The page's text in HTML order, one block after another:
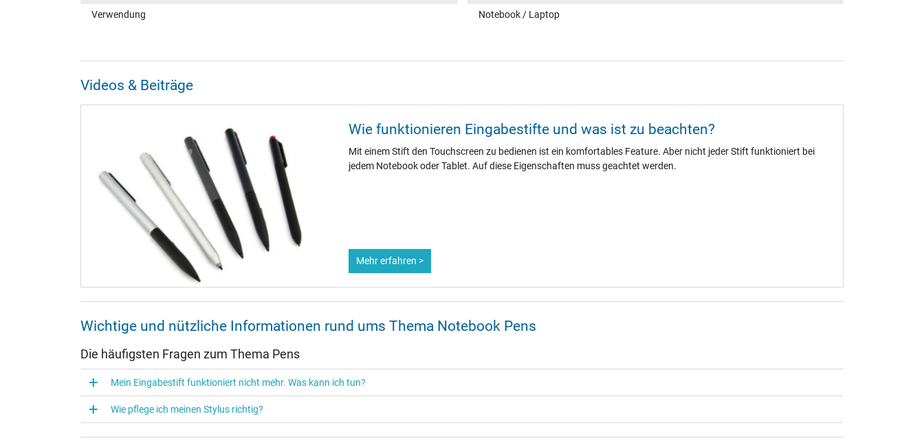
Verwendung
Notebook / Laptop
Videos & Beiträge
Wie funktionieren Eingabestifte und was ist zu beachten?
Mit einem Stift den Touchscreen zu bedienen ist ein komfortables Feature. Aber nicht jeder Stift funktioniert bei
jedem Notebook oder Tablet. Auf diese Eigenschaften muss geachtet werden.
Mehr erfahren >
Wichtige und nützliche Informationen rund ums Thema Notebook Pens
Die häufigsten Fragen zum Thema Pens
Mein Eingabestift funktioniert nicht mehr. Was kann ich tun?
Wie pflege ich meinen Stylus richtig?